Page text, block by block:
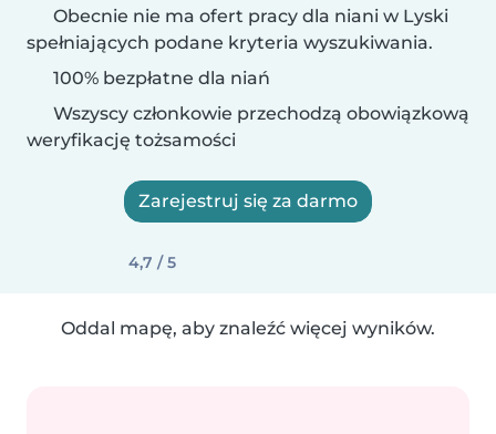
Obecnie nie ma ofert pracy dla niani w Lyski
spełniających podane kryteria wyszukiwania.
100% bezpłatne dla niań
Wszyscy członkowie przechodzą obowiązkową
weryfikację tożsamości
Zarejestruj się za darmo
4,7 / 5
Oddal mapę, aby znaleźć więcej wyników.